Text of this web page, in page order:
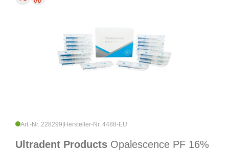
Art.-Nr. 228299 Hersteller-Nr. 4488-EU
Ultradent Products Opalescence PF 16%